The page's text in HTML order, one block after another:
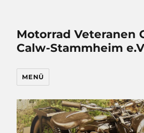
Motorrad Veteranen
Calw-Stammheim
MENÜ